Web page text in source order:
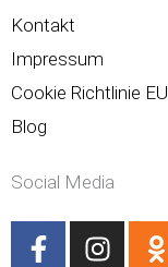
Kontakt
Impressum
Cookie Richtlinie EU
Blog
Social Media
F
I
O